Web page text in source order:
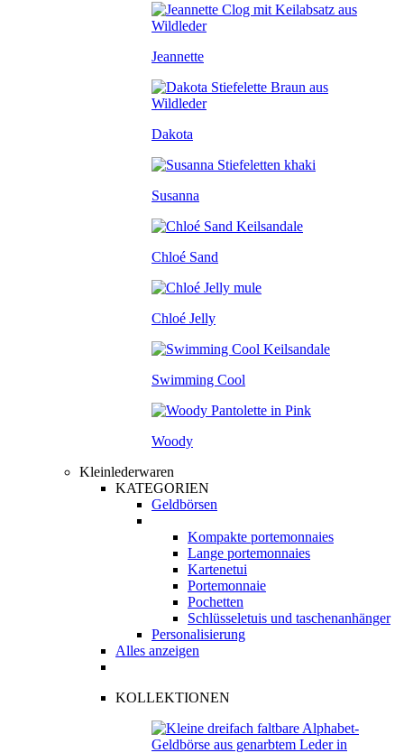
Jeannette
Dakota
Susanna
Chloé Sand
Chloé Jelly
Swimming Cool
Woody
Kleinlederwaren
KATEGORIEN
Geldbörsen
Kompakte portemonnaies
Lange portemonnaies
Kartenetui
Portemonnaie
Pochetten
Schlüsseletuis und taschenanhänger
Personalisierung
Alles anzeigen
KOLLEKTIONEN